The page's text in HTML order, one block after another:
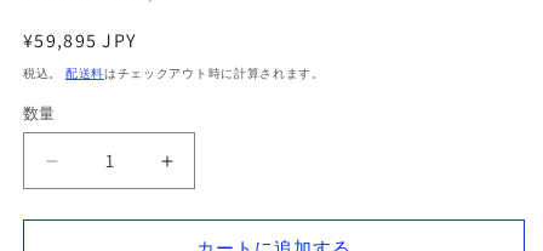
開
通
常
格
¥59,895 JPY
税込。 配送料はチェックアウト時に計算されます。
数
数量
Asymmetric
damage
Long
Asymmetric
damage
Long